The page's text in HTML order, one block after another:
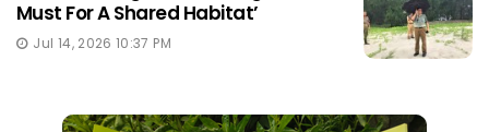
Must For A Shared Habitat’
Jul 14, 2026 10:37 PM